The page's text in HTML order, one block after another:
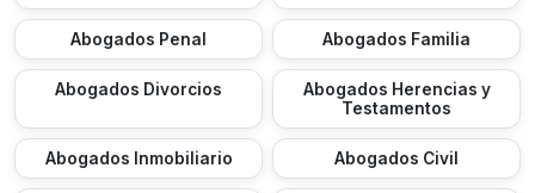
Abogados Penal Abogados Familia
Abogados Divorcios
Abogados Herencias y
Testamentos
Abogados Inmobiliario Abogados Civil